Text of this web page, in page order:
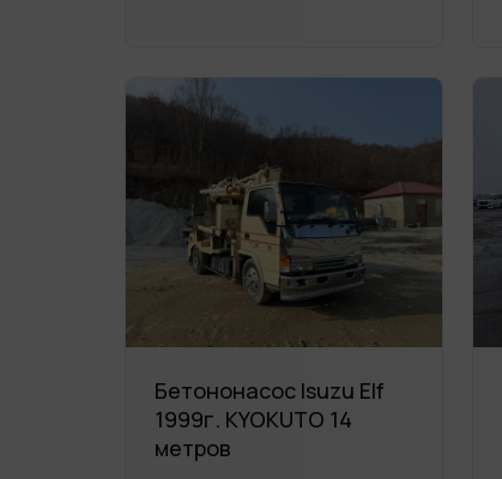
Бетононасос Isuzu Elf
1999г. KYOKUTO 14
метров